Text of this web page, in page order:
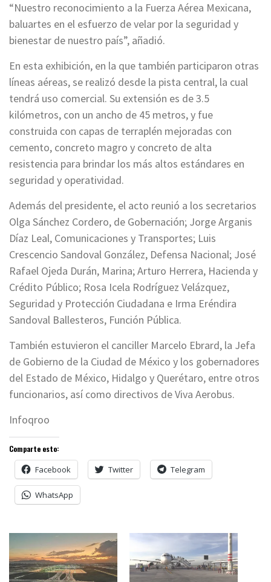
“Nuestro reconocimiento a la Fuerza Aérea Mexicana,
baluartes en el esfuerzo de velar por la seguridad y
bienestar de nuestro país”, añadió.
En esta exhibición, en la que también participaron otras
líneas aéreas, se realizó desde la pista central, la cual
tendrá uso comercial. Su extensión es de 3.5
kilómetros, con un ancho de 45 metros, y fue
construida con capas de terraplén mejoradas con
cemento, concreto magro y concreto de alta
resistencia para brindar los más altos estándares en
seguridad y operatividad.
Además del presidente, el acto reunió a los secretarios
Olga Sánchez Cordero, de Gobernación; Jorge Arganis
Díaz Leal, Comunicaciones y Transportes; Luis
Crescencio Sandoval González, Defensa Nacional; José
Rafael Ojeda Durán, Marina; Arturo Herrera, Hacienda y
Crédito Público; Rosa Icela Rodríguez Velázquez,
Seguridad y Protección Ciudadana e Irma Eréndira
Sandoval Ballesteros, Función Pública.
También estuvieron el canciller Marcelo Ebrard, la Jefa
de Gobierno de la Ciudad de México y los gobernadores
del Estado de México, Hidalgo y Querétaro, entre otros
funcionarios, así como directivos de Viva Aerobus.
Infoqroo
Comparte esto:
Facebook Twitter Telegram
WhatsApp